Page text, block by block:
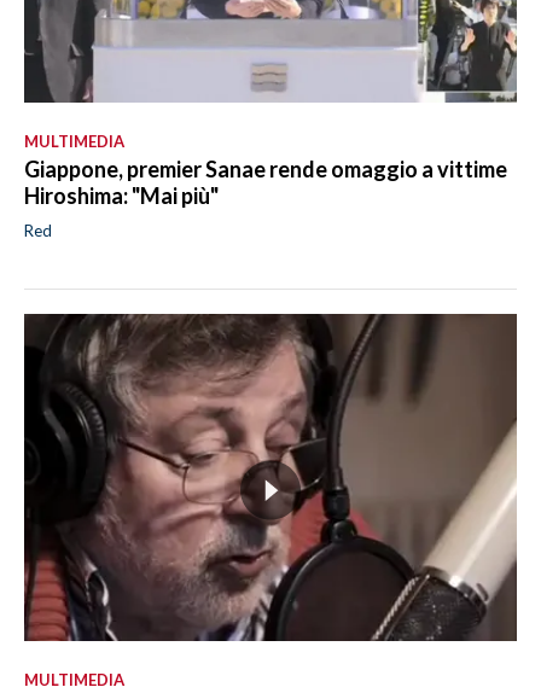
MULTIMEDIA
Giappone, premier Sanae rende omaggio a vittime
Hiroshima: "Mai più"
Red
MULTIMEDIA